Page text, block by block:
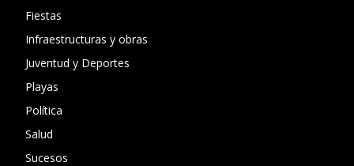
Fiestas
Infraestructuras y obras
Juventud y Deportes
Playas
Política
Salud
Sucesos